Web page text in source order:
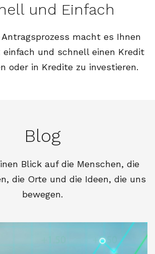
und Einfach
macht es Ihnen
einfach und schnell einen Kredit
oder in Kredite zu investieren.
Blog
Blick auf die Menschen, die
die Orte und die Ideen, die uns
bewegen.